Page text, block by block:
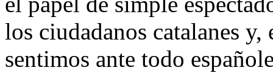
los ciudadanos catalanes y,
sentimos ante todo